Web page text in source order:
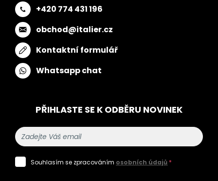
+420 774 431 196
obchod@italier.cz
Kontaktní formulář
Whatsapp chat
PŘIHLASTE SE K ODBĚRU NOVINEK
Souhlasím se zpracováním osobních údajů *